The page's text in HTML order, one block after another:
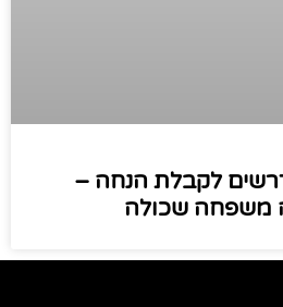
לקבלת הנחה –
משפחה שכולה